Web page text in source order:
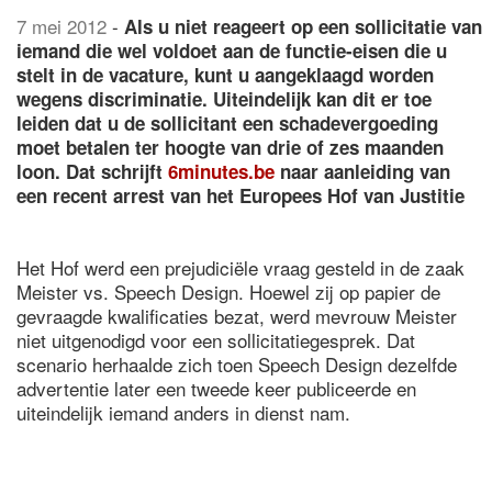
7 mei 2012 - Als u niet reageert op een sollicitatie van
iemand die wel voldoet aan de functie-eisen die u
stelt in de vacature, kunt u aangeklaagd worden
wegens discriminatie. Uiteindelijk kan dit er toe
leiden dat u de sollicitant een schadevergoeding
moet betalen ter hoogte van drie of zes maanden
loon. Dat schrijft 6minutes.be naar aanleiding van
een recent arrest van het Europees Hof van Justitie
Het Hof werd een prejudiciële vraag gesteld in de zaak
Meister vs. Speech Design. Hoewel zij op papier de
gevraagde kwalificaties bezat, werd mevrouw Meister
niet uitgenodigd voor een sollicitatiegesprek. Dat
scenario herhaalde zich toen Speech Design dezelfde
advertentie later een tweede keer publiceerde en
uiteindelijk iemand anders in dienst nam.